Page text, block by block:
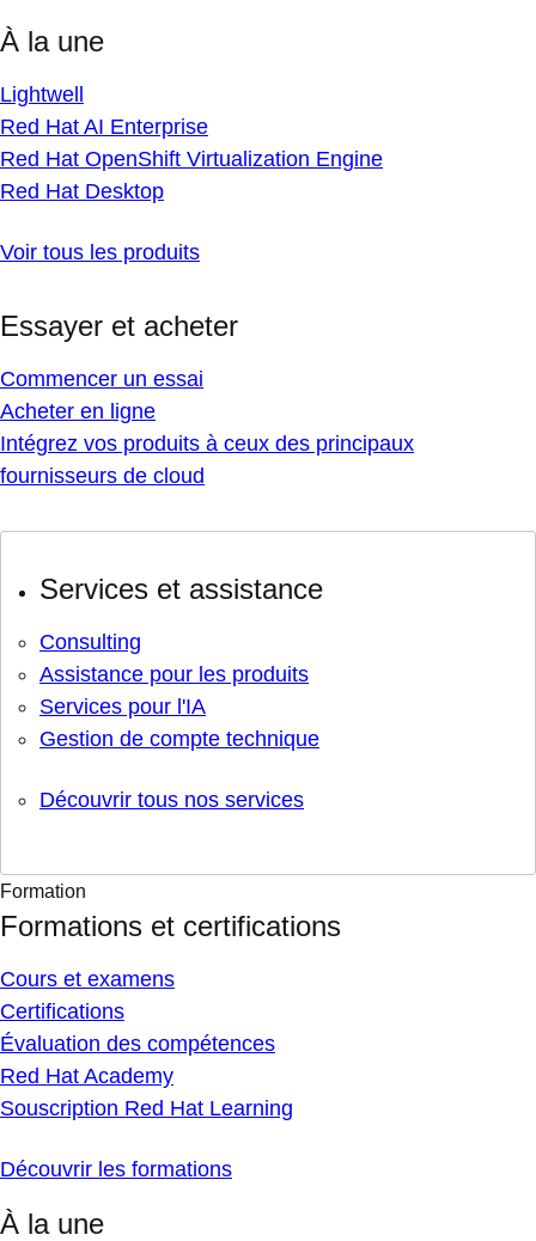
À la une
Lightwell
Red Hat AI Enterprise
Red Hat OpenShift Virtualization Engine
Red Hat Desktop
Voir tous les produits
Essayer et acheter
Commencer un essai
Acheter en ligne
Intégrez vos produits à ceux des principaux
fournisseurs de cloud
Services et assistance
Consulting
Assistance pour les produits
Services pour l'IA
Gestion de compte technique
Découvrir tous nos services
Formation
Formations et certifications
Cours et examens
Certifications
Évaluation des compétences
Red Hat Academy
Souscription Red Hat Learning
Découvrir les formations
À la une